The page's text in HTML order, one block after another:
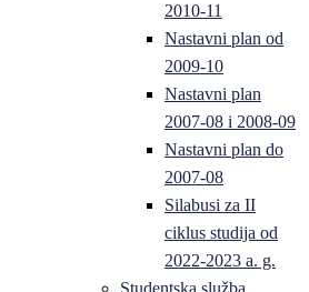
2010-11
Nastavni plan od
2009-10
Nastavni plan
2007-08 i 2008-09
Nastavni plan do
2007-08
Silabusi za II
ciklus studija od
2022-2023 a. g.
Studentska služba